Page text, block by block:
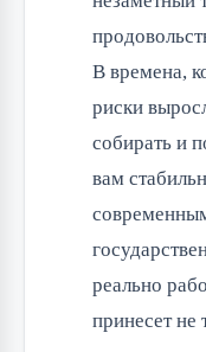
В времена,
риски
собирать и
вам
реально
принесет не